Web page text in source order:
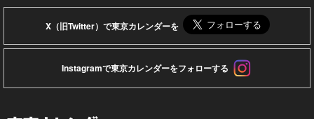
X（旧Twitter）で東京カレンダーを
Instagramで東京カレンダーをフォローする